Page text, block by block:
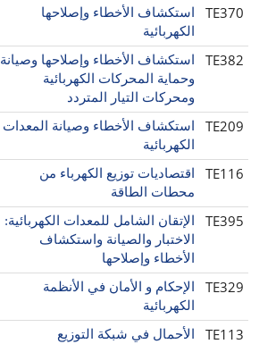
TE370
استكشاف الأخطاء وإصلاحها
الكهربائية
TE382
استكشاف الأخطاء وإصلاحها وصيانة
وحماية المحركات الكهربائية
ومحركات التيار المتردد
TE209
استكشاف الأخطاء وصيانة المعدات
الكهربائية
TE116
اقتصاديات توزيع الكهرباء من
محطات الطاقة
TE395
الإتقان الشامل للمعدات الكهربائية:
الاختبار والصيانة واستكشاف
الأخطاء وإصلاحها
TE329
الإحكام و الأمان في الأنظمة
الكهربائية
TE113 الأحمال في شبكة التوزيع